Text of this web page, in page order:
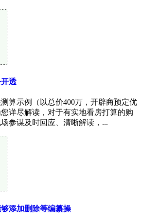
透
算示例（以总价400万，开辟商预定优
详尽解读，对于有实地看房打算的购
参谋及时回应、清晰解读，...
添加删除等编纂操